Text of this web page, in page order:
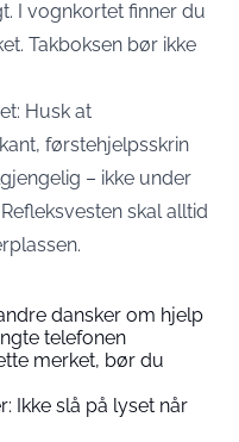
I vognkortet finner du
Takboksen bør ikke
Husk at
førstehjelpsskrin
– ikke under
skal alltid
dansker om hjelp
telefonen
merket, bør du
Ikke slå på lyset når